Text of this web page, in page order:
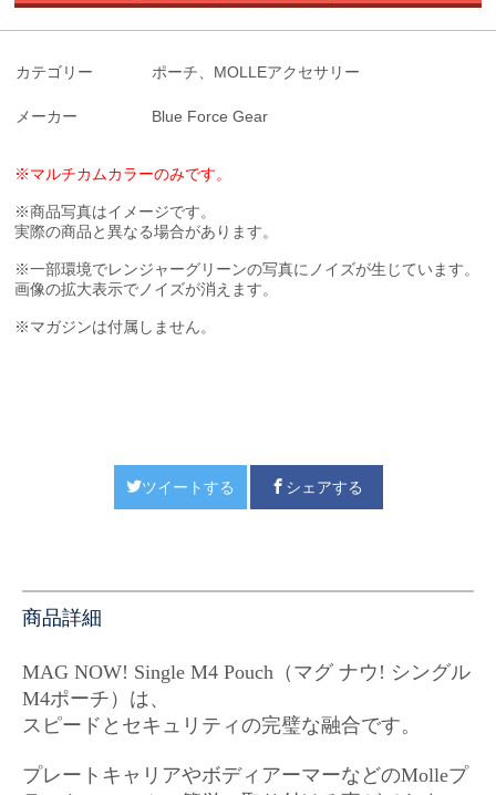
カテゴリー ポーチ、MOLLEアクセサリー
メーカー Blue Force Gear
※マルチカムカラーのみです。
※商品写真はイメージです。
実際の商品と異なる場合があります。
※一部環境でレンジャーグリーンの写真にノイズが生じています。
画像の拡大表示でノイズが消えます。
※マガジンは付属しません。
ツイートする シェアする
商品詳細
MAG NOW! Single M4 Pouch（マグ ナウ! シングル
M4ポーチ）は、
スピードとセキュリティの完璧な融合です。
プレートキャリアやボディアーマーなどのMolleプ